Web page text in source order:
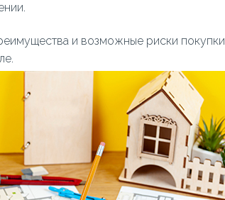
и возможные риски покупки